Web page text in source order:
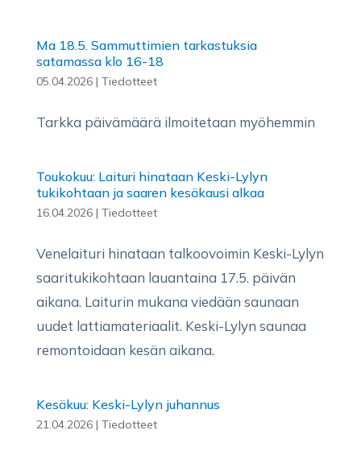
Ma 18.5. Sammuttimien tarkastuksia
satamassa klo 16-18
05.04.2026| Tiedotteet
Tarkka päivämäärä ilmoitetaan myöhemmin
Toukokuu: Laituri hinataan Keski-Lylyn
tukikohtaan ja saaren kesäkausi alkaa
16.04.2026| Tiedotteet
Venelaituri hinataan talkoovoimin Keski-Lylyn
saaritukikohtaan lauantaina 17.5. päivän
aikana. Laiturin mukana viedään saunaan
uudet lattiamateriaalit. Keski-Lylyn saunaa
remontoidaan kesän aikana.
Kesäkuu: Keski-Lylyn juhannus
21.04.2026| Tiedotteet